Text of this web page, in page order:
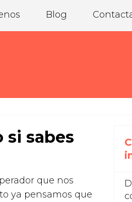
Blog
sabes
que nos
ya pensamos que